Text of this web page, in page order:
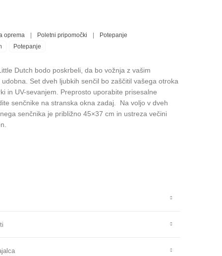
oprema Poletni pripomočki
Potepanje
Potepanje
Dutch bodo poskrbeli, da bo vožnja z vašim
Set dveh ljubkih senčil bo zaščitil vašega otroka
in UV-sevanjem. Preprosto uporabite prisesalne
senčnike na stranska okna zadaj. Na voljo v dveh
senčnika je približno 45×37 cm in ustreza večini